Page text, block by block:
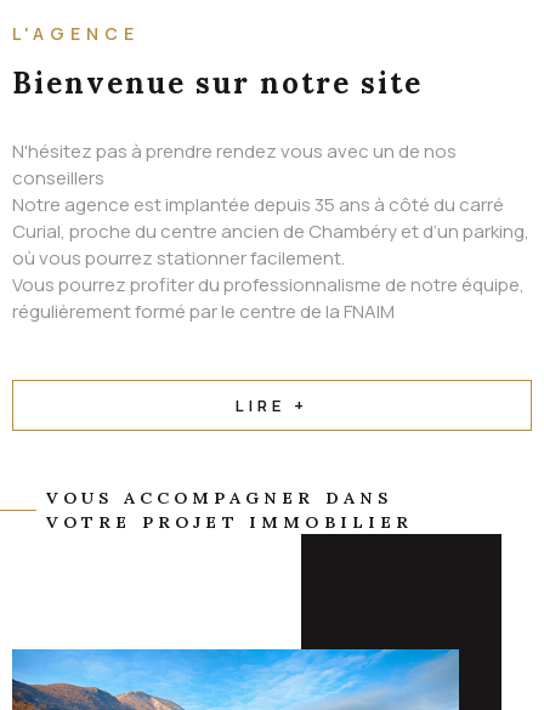
L'AGENCE
Bienvenue sur notre site
N'hésitez pas à prendre rendez vous avec un de nos
conseillers
Notre agence est implantée depuis 35 ans à côté du carré
Curial, proche du centre ancien de Chambéry et d’un parking,
où vous pourrez stationner facilement.
Vous pourrez profiter du professionnalisme de notre équipe,
régulièrement formé par le centre de la FNAIM
LIRE +
VOUS ACCOMPAGNER DANS
VOTRE PROJET IMMOBILIER